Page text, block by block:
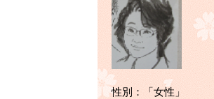
性別：「女性」